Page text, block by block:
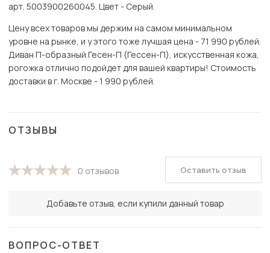
арт. 5003900260045. Цвет - Серый.
Цену всех товаров мы держим на самом минимальном
уровне на рынке, и у этого тоже лучшая цена - 71 990 рублей.
Диван П-образный Гесен-П (Гессен-П), искусственная кожа,
рогожка отлично подойдет для вашей квартиры! Стоимость
доставки в г. Москве - 1 990 рублей.
ОТЗЫВЫ
0 отзывов
Добавьте отзыв, если купили данный товар
Оставить отзыв
ВОПРОС-ОТВЕТ